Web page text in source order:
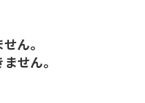
ん。
せん。